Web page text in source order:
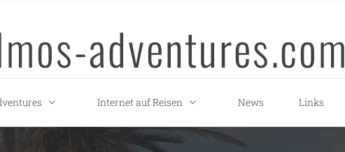
adventures.com
Internet auf Reisen News Links